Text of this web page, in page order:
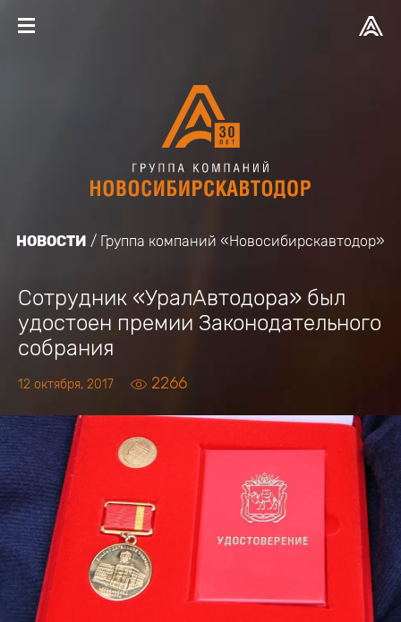
НОВОСТИ Группа компаний «Новосибирскавтодор»
Сотрудник «УралАвтодора» был
удостоен премии Законодательного
собрания
12 октября, 2017 2266